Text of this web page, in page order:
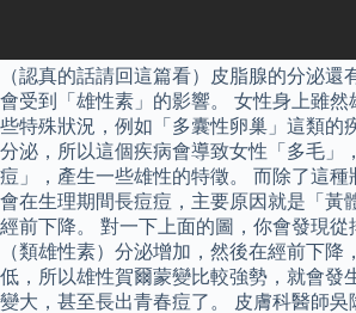
（認真的話請回這篇看）皮脂腺的分泌還
會受到「雄性素」的影響。 女性身上雖然
些特殊狀況，例如「多囊性卵巢」這類的
分泌，所以這個疾病會導致女性「多毛」
痘」，產生一些雄性的特徵。 而除了這種
會在生理期間長痘痘，主要原因就是「黃
經前下降。 對一下上面的圖，你會發現
（類雄性素）分泌增加，然後在經前下降
低，所以雄性賀爾蒙變比較強勢，就會發
變大，甚至長出青春痘了。 皮膚科醫師吳